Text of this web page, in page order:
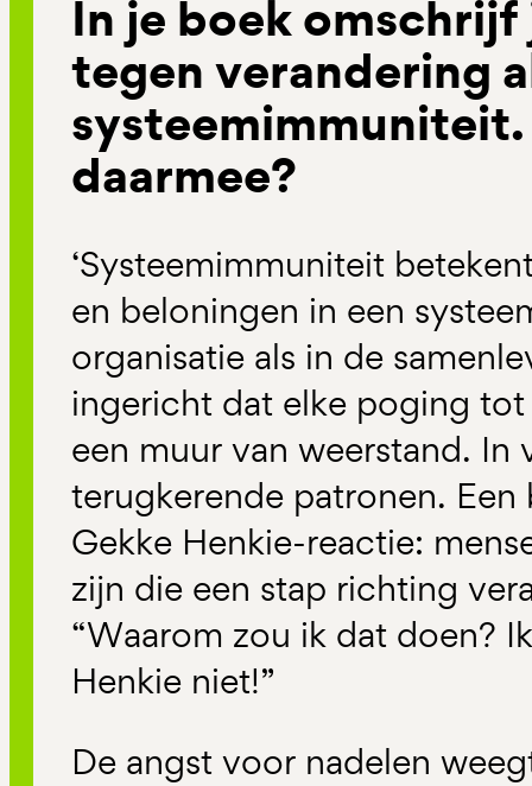
In je boek
tegen verandering
daarmee?
‘Systeemimmuniteit
en beloningen in een
organisatie als in de
ingericht dat elke poging
een muur van weerstand. In
terugkerende patronen.
Gekke Henkie-reactie:
zijn die een stap richting
“Waarom zou ik dat doen?
Henkie niet!”
De angst voor nadelen